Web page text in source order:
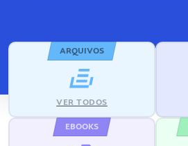
ARQUIVOS
VER TODOS
EBOOKS